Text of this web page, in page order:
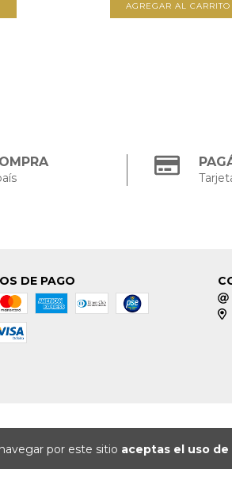
por este sitio aceptas el uso
AGREGAR AL CARRITO
DE PAGO